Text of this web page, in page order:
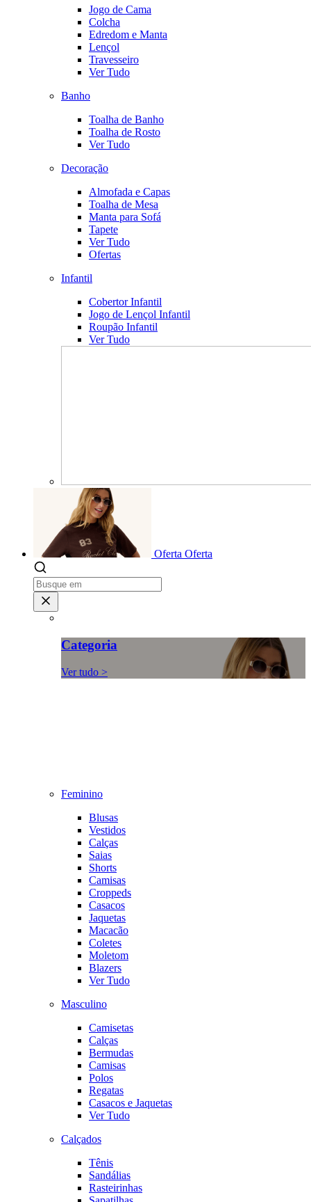
Jogo de Cama
Colcha
Edredom e Manta
Lençol
Travesseiro
Ver Tudo
Banho
Toalha de Banho
Toalha de Rosto
Ver Tudo
Decoração
Almofada e Capas
Toalha de Mesa
Manta para Sofá
Tapete
Ver Tudo
Ofertas
Infantil
Cobertor Infantil
Jogo de Lençol Infantil
Roupão Infantil
Ver Tudo
Oferta Oferta
Categoria
Ver tudo >
Feminino
Blusas
Vestidos
Calças
Saias
Shorts
Camisas
Croppeds
Casacos
Jaquetas
Macacão
Coletes
Moletom
Blazers
Ver Tudo
Masculino
Camisetas
Calças
Bermudas
Camisas
Polos
Regatas
Casacos e Jaquetas
Ver Tudo
Calçados
Tênis
Sandálias
Rasteirinhas